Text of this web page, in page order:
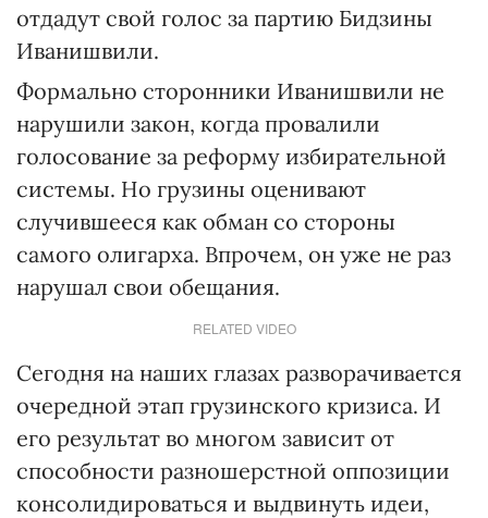
отдадут свой голос за партию Бидзины
Иванишвили.
Формально сторонники Иванишвили не
нарушили закон, когда провалили
голосование за реформу избирательной
системы. Но грузины оценивают
случившееся как обман со стороны
самого олигарха. Впрочем, он уже не раз
нарушал свои обещания.
RELATED VIDEO
Сегодня на наших глазах разворачивается
очередной этап грузинского кризиса. И
его результат во многом зависит от
способности разношерстной оппозиции
консолидироваться и выдвинуть идеи,